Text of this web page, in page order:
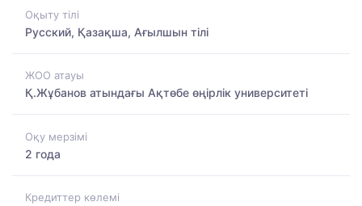
Оқыту тілі
Русский, Қазақша, Ағылшын тілі
ЖОО атауы
Қ.Жұбанов атындағы Ақтөбе өңірлік университеті
Оқу мерзімі
2 года
Кредиттер көлемі